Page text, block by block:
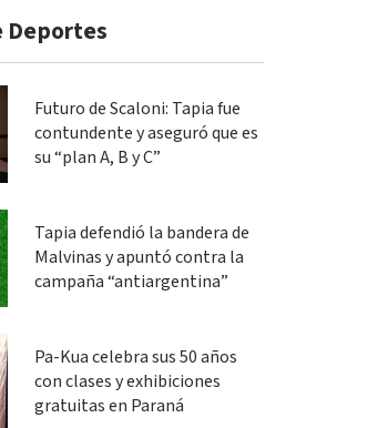
Deportes
Futuro de Scaloni: Tapia fue
contundente y aseguró que es
su “plan A, B y C”
Tapia defendió la bandera de
Malvinas y apuntó contra la
campaña “antiargentina”
Pa-Kua celebra sus 50 años
con clases y exhibiciones
gratuitas en Paraná